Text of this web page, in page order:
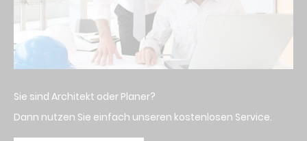
Sie sind Architekt oder Planer?
Dann nutzen Sie einfach unseren kostenlosen Service.